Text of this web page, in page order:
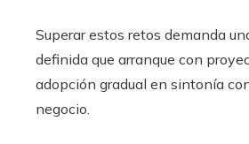
Superar estos retos demanda
definida que arranque con
adopción gradual en sintonía
negocio.